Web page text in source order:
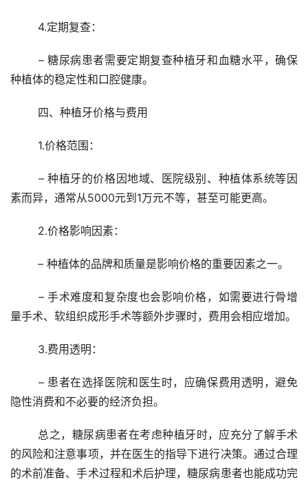
	4.定期复查：
种植体的稳定性和口腔健康。
	四、种植牙价格与费用
	1.价格范围：
素而异，通常从5000元到1万元不等，甚至可能更高。
	2.价格影响因素：
	– 种植体的品牌和质量是影响价格的重要因素之一。
量手术、软组织成形手术等额外步骤时，费用会相应增加。
	3.费用透明：
隐性消费和不必要的经济负担。
的风险和注意事项，并在医生的指导下进行决策。通过合理
的术前准备、手术过程和术后护理，糖尿病患者也能成功完